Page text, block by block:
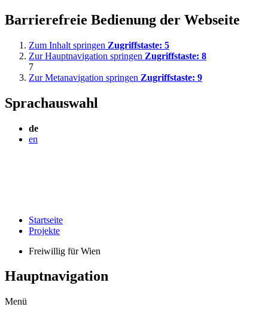
Barrierefreie Bedienung der Webseite
Zum Inhalt springen Zugriffstaste: 5
Zur Hauptnavigation springen Zugriffstaste: 8
7
Zur Metanavigation springen Zugriffstaste: 9
Sprachauswahl
de
en
Startseite
Projekte
Freiwillig für Wien
Hauptnavigation
Menü